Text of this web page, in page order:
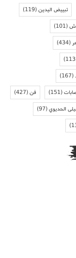
تبييض اليدين(119)
(101)
(434)
(167)
(151) فن(427)
الحديوي(97)